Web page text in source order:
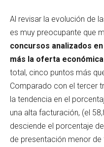
Al revisar la evolución de
es muy preocupante que
concursos analizados
más la oferta
total, cinco puntos más
Comparado con el tercer
la tendencia en el
una alta facturación, (el
desciende el porcentaje
de presentación menor